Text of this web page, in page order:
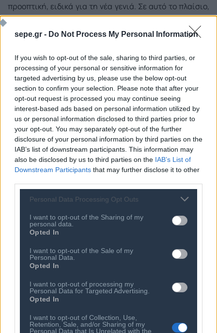
sepe.gr - Do Not Process My Personal Information
If you wish to opt-out of the sale, sharing to third parties, or
processing of your personal or sensitive information for
targeted advertising by us, please use the below opt-out
section to confirm your selection. Please note that after your
opt-out request is processed you may continue seeing
interest-based ads based on personal information utilized by
us or personal information disclosed to third parties prior to
your opt-out. You may separately opt-out of the further
disclosure of your personal information by third parties on the
IAB’s list of downstream participants. This information may
also be disclosed by us to third parties on the IAB’s List of
Downstream Participants that may further disclose it to other
Personal Data Processing Opt Outs
I want to opt-out of the Sharing of my
personal data.
Opted In
I want to opt-out of the Sale of my
Personal Data.
Opted In
I want to opt-out of processing my
Personal Data for Targeted Advertising.
Opted In
I want to opt-out of Collection, Use,
Retention, Sale, and/or Sharing of my
Personal Data that Is Unrelated with the
προοπτική, ειδικά για τη νέα γενιά. Σε αυτό το πλαίσιο,
οι χώρες κάνουν ό,τι μπορούν για να προσαρμοστούν
στα νέα δεδομένα, ενσωματώνοντας τις τεχνολογίες της
τους και τις οικονομίες τους.
Ο δείκτης δεν αντικατοπτρίζει, απλώς, την τεχνολογική
υποδομή μιας χώρας και το βαθμό διείσδυσης των νέων
τεχνολογιών στην οικονομία και την κοινωνία, αλλά και
τη δυνατότητα η υπεραξία της τεχνολογίας να
μετουσιωθεί σε αποτέλεσμα της πραγματικής
οικονομίας και της καλύτερης λειτουργίας του κράτους,
μέσα από τη δημιουργία καινοτομιών, την ενίσχυση του
ανθρώπινου δυναμικού, τη δημιουργία θέσεων
εργασίας και ενός νέου αναπτυξιακού και οικονομικού
προφίλ.
Η τεχνολογική ανάπτυξη της Ελλάδας του 21ου αιώνα
απαιτεί χρηματοδότηση συνεργασιών μεταξύ
παραγωγικών και ερευνητικών φορέων για εκτέλεση
τεχνολογικών έργων μακροχρόνιας εμβέλειας, τα οποία
θα στοχεύουν στη διάθεση καινοτόμων ποιοτικών
προϊόντων και υπηρεσιών.
αποφασιστικός μοχλός για την αύξηση της